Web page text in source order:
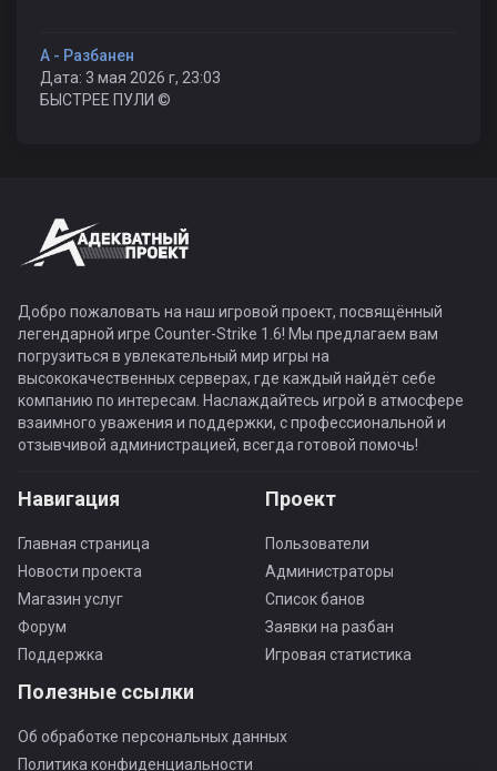
А - Разбанен
Дата: 3 мая 2026 г, 23:03
БЫСТРЕЕ ПУЛИ ©
Добро пожаловать на наш игровой проект, посвящённый
легендарной игре Counter-Strike 1.6! Мы предлагаем вам
погрузиться в увлекательный мир игры на
высококачественных серверах, где каждый найдёт себе
компанию по интересам. Наслаждайтесь игрой в атмосфере
взаимного уважения и поддержки, с профессиональной и
отзывчивой администрацией, всегда готовой помочь!
Навигация
Главная страница
Новости проекта
Магазин услуг
Форум
Поддержка
Проект
Пользователи
Администраторы
Список банов
Заявки на разбан
Игровая статистика
Полезные ссылки
Об обработке персональных данных
Политика конфиденциальности